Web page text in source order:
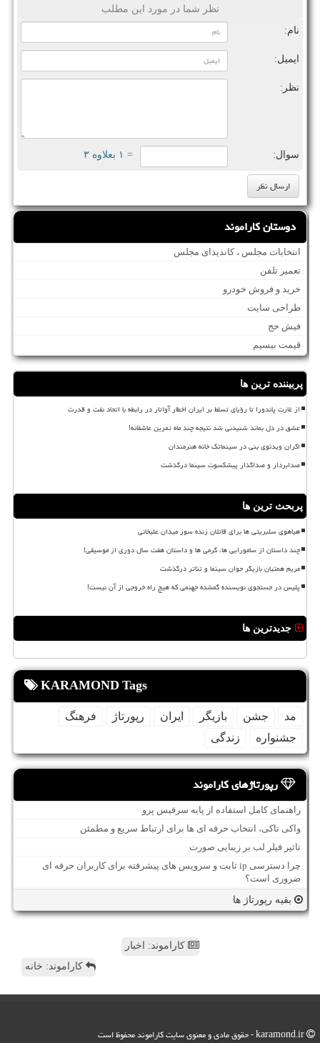
نظر شما در مورد این مطلب
نام:
ایمیل:
نظر:
سوال: = ۱ بعلاوه ۳
دوستان کاراموند
انتخابات مجلس ، کاندیدای مجلس
تعمیر تلفن
خرید و فروش خودرو
طراحی سایت
فیش حج
قیمت بیسیم
پربیننده ترین ها
از غارت پاندورا تا رؤیای تسلط بر ایران اخطار آواتار در رابطه با اتحاد نفت و قدرت
عشق در دل بماند شنیدنی شد نتیجه چند ماه تمرین عاشقانه!
اکران ویدئوی بنی در سینماتک خانه هنرمندان
صدابردار و صداگذار پیشکسوت سینما درگذشت
پربحث ترین ها
هیاهوی سلبریتی ها برای قاتلان زنده سوز میدان علیخانی
چند داستان از سامورایی ها، گرمی ها و داستان هفت سال دوری از موسیقی!
مریم همتیان بازیگر جوان سینما و تئاتر درگذشت
پلیس در جستجوی نویسنده گمشده جهنمی که هیچ راه خروجی از آن نیست!
جدیدترین ها
KARAMOND Tags
مد جشن بازیگر ایران رپورتاژ
فرهنگ
جشنواره
زندگی
رپورتاژهای کاراموند
راهنمای کامل استفاده از پایه سرفیس پرو
واکی تاکی، انتخاب حرفه ای ها برای ارتباط سریع و مطمئن
تاثیر فیلر لب بر زیبایی صورت
چرا دسترسی ip ثابت و سرویس های پیشرفته برای کاربران حرفه ای
ضروری است؟
بقیه رپورتاژ ها
کاراموند: اخبار
کاراموند: خانه